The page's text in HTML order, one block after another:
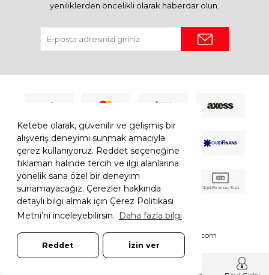
Ketebe olarak, güvenilir ve gelişmiş bir
alışveriş deneyimi sunmak amacıyla
çerez kullanıyoruz. Reddet seçeneğine
tıklaman halinde tercih ve ilgi alanlarına
yönelik sana özel bir deneyim
sunamayacağız. Çerezler hakkında
detaylı bilgi almak için Çerez Politikası
Metni’ni inceleyebilirsin. Daha fazla bilgi
Reddet İzin ver
yeniliklerden öncelikli olarak haberdar olun.
© 2026 Ketebe Tüm Hakkı Saklıdır. Ketebe.com
7308052261181544